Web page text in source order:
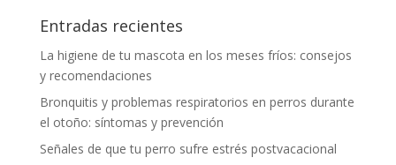
Entradas recientes
La higiene de tu mascota en los meses fríos: consejos
y recomendaciones
Bronquitis y problemas respiratorios en perros durante
el otoño: síntomas y prevención
Señales de que tu perro sufre estrés postvacacional